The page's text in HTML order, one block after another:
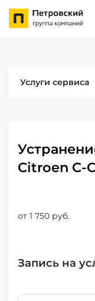
Услуги сервиса
Citroen C-
от 1 750 руб.
Запись на